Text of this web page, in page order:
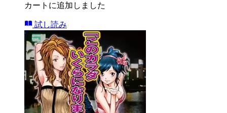
カートに追加しました
試し読み